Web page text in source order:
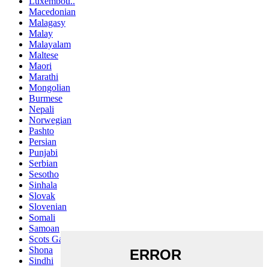
Macedonian
Malagasy
Malay
Malayalam
Maltese
Maori
Marathi
Mongolian
Burmese
Nepali
Norwegian
Pashto
Persian
Punjabi
Serbian
Sesotho
Sinhala
Slovak
Slovenian
Somali
Samoan
Scots Gaelic
Shona
Sindhi